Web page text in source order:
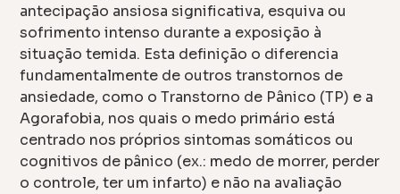
antecipação ansiosa significativa, esquiva ou
sofrimento intenso durante a exposição à
situação temida. Esta definição o diferencia
fundamentalmente de outros transtornos de
ansiedade, como o Transtorno de Pânico (TP) e a
Agorafobia, nos quais o medo primário está
centrado nos próprios sintomas somáticos ou
cognitivos de pânico (ex.: medo de morrer, perder
o controle, ter um infarto) e não na avaliação